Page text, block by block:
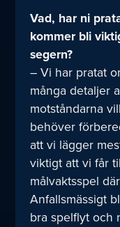
Vad, har ni
kommer bli
segern?
– Vi har pratat
många detaljer
motståndarna
behöver
att vi lägger
viktigt att vi får
målvaktsspel
Anfallsmässigt
bra spelflyt och